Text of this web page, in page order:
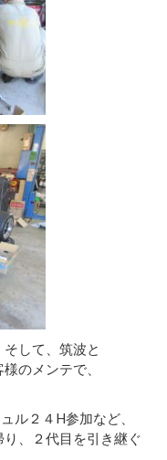
して、筑波と
のメンテで、
ル２４H参加など、
、２代目を引き継ぐ